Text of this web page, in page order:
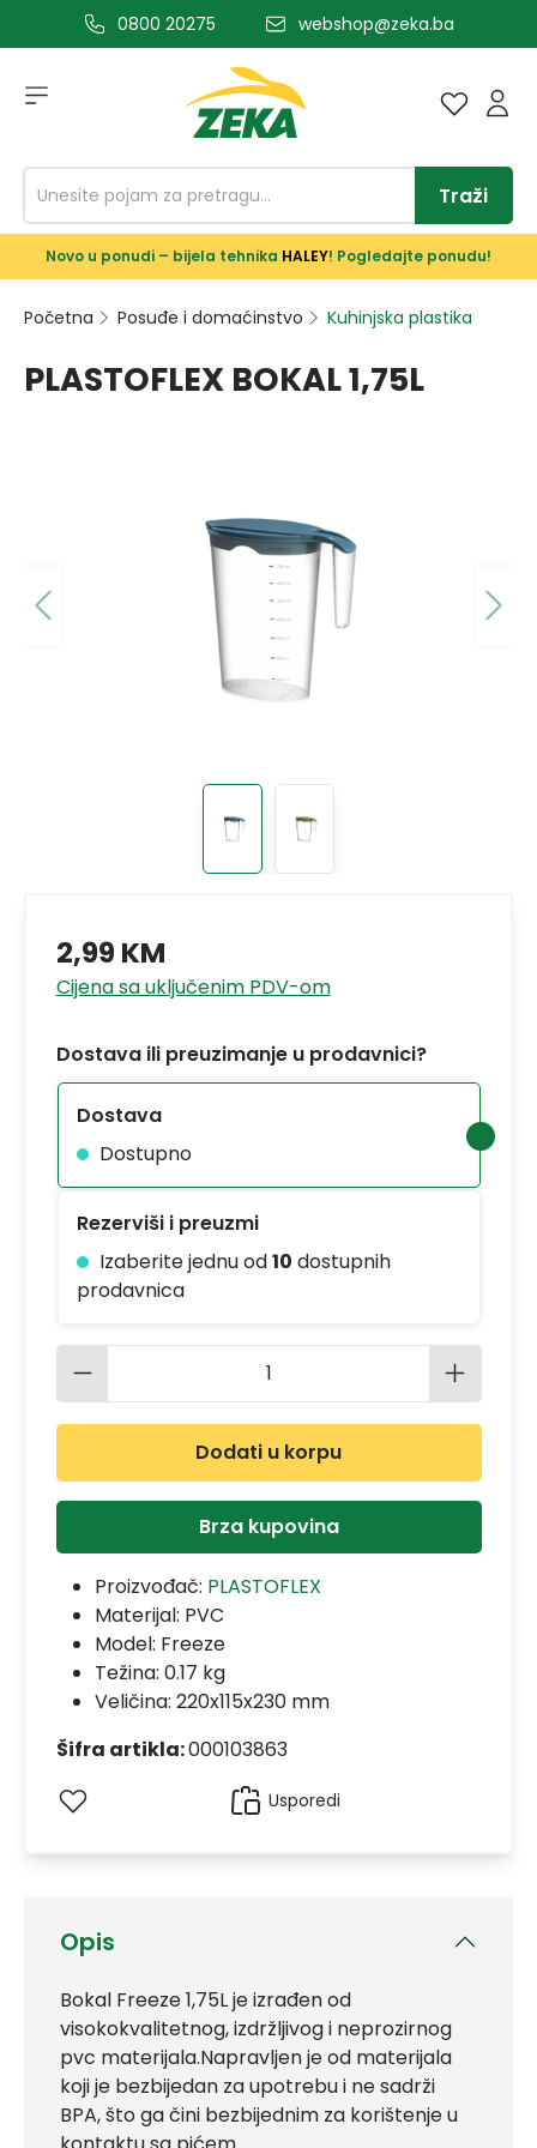
glavni sadržaj0800 20275 webshop@zeka.ba
Traži
Novo u ponudi – bijela tehnika HALEY! Pogledajte ponudu!
Početna Posuđe i domaćinstvo Kuhinjska plastika
PLASTOFLEX BOKAL 1,75L
Opis
Bokal Freeze 1,75L je izrađen od
visokokvalitetnog, izdržljivog i neprozirnog
pvc materijala.Napravljen je od materijala
koji je bezbijedan za upotrebu i ne sadrži
BPA, što ga čini bezbijednim za korištenje u
2,99 KM
Cijena sa uključenim PDV-om
Dostava ili preuzimanje u prodavnici?
Dostava
Dostupno
Rezerviši i preuzmi
Izaberite jednu od10 dostupnih
prodavnica
Količina proizvoda: Unesite
Dodati u korpu
Brza kupovina
Proizvođač: PLASTOFLEX
Materijal: PVC
Model: Freeze
Težina: 0.17 kg
Veličina: 220x115x230 mm
Šifra artikla:000103863
Usporedi